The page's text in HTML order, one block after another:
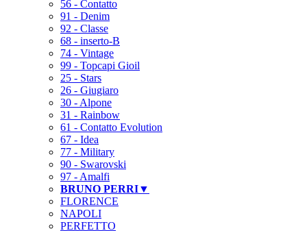
56 - Contatto
91 - Denim
92 - Classe
68 - inserto-B
74 - Vintage
99 - Topcapi Gioil
25 - Stars
26 - Giugiaro
30 - Alpone
31 - Rainbow
61 - Contatto Evolution
67 - Idea
77 - Military
90 - Swarovski
97 - Amalfi
BRUNO PERRI▼
FLORENCE
NAPOLI
PERFETTO